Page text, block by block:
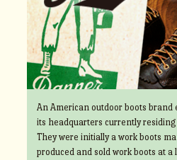
An American outdoor boots brand
its headquarters currently
They were initially a work boots
produced and sold work boots at a